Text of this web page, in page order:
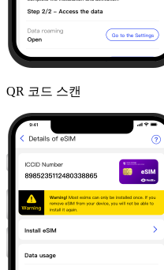
QR 코드 스캔